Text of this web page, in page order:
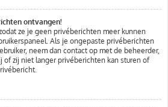
ontvangen!
ze je geen privéberichten meer kunnen
Als je ongepaste privéberichten
neem dan contact op met de beheerder,
of zij niet langer privéberichten kan sturen of